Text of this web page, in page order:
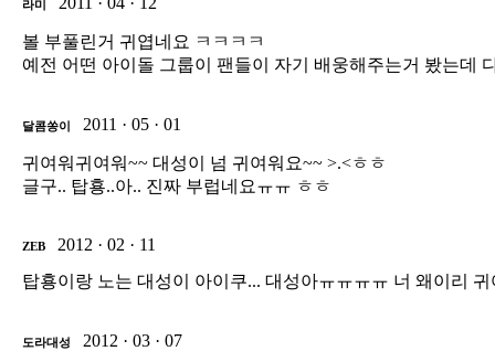
라미
볼 부풀린거 귀엽네요 ㅋㅋㅋㅋ
예전 어떤 아이돌 그룹이 팬들이 자기 배웅해주는거 봤는데
달콤쏭이 2011 · 05 · 01
귀여워귀여워~~ 대성이 넘 귀여워요~~ >.<ㅎㅎ
글구.. 탑횽..아.. 진짜 부럽네요ㅠㅠ ㅎㅎ
ZEB
2012 · 02 · 11
탑횽이랑 노는 대성이 아이쿠... 대성아ㅠㅠㅠㅠ 너 왜이리
도라대성 2012 · 03 · 07